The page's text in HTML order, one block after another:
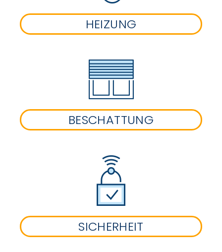
HEIZUNG
BESCHATTUNG
SICHERHEIT